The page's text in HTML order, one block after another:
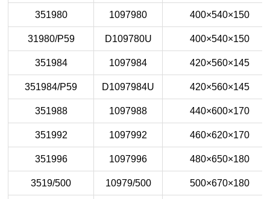
351980 1097980 400×540×150
31980/P59 D109780U 400×540×150
351984 1097984 420×560×145
351984/P59 D1097984U 420×560×145
351988 1097988 440×600×170
351992 1097992 460×620×170
351996 1097996 480×650×180
3519/500 10979/500 500×670×180